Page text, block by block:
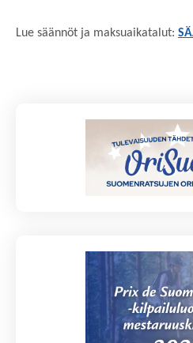
Lue säännöt ja maksuaikatalut: